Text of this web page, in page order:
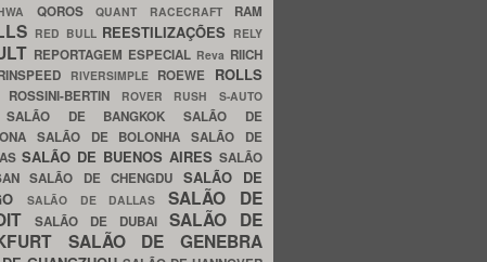
QOROS QUANT RACECRAFT RAM
RED BULL REESTILIZAÇÕES RELY
REPORTAGEM ESPECIAL Reva RIICH
RIVERSIMPLE ROEWE ROLLS
ROSSINI-BERTIN ROVER RUSH S-AUTO
SALÃO DE BANGKOKSALÃO DE
SALÃO DE BOLONHASALÃO DE
SALÃO DE BUENOS AIRES SALÃO
SALÃO DE CHENGDU SALÃO DE
SALÃO DE DALLASSALÃO DE
SALÃO DE DUBAI SALÃO DE
SALÃO DE GENEBRA